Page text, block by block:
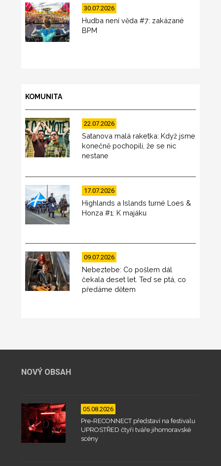
30.07.2026
Hudba není věda #7: zakázané
BPM
KOMUNITA
22.07.2026
Satanova malá raketka: Když jsme
konečně pochopili, že se nic
nestane
17.07.2026
Highlands a Islands turné Loes &
Honza #1: K majáku
09.07.2026
Nebeztebe: Co pošlem dál
čekala deset let. Teď se ptá, co
předáme dětem
NOVÝ OBSAH
05.08.2026
Pre-RECONNECT představí na festivalu
UPROSTŘED čtyři tváře jihomoravské
scény